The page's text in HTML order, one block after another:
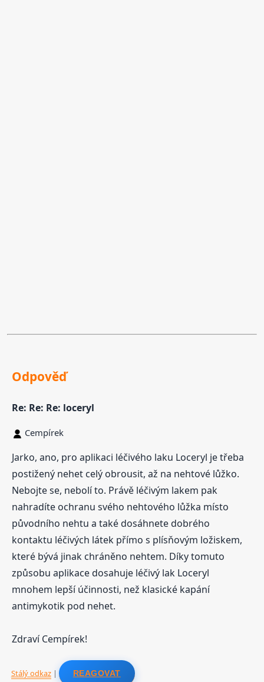
Odpověď
Re: Re: Re: loceryl
Cempírek
Jarko, ano, pro aplikaci léčivého laku Loceryl je třeba
postižený nehet celý obrousit, až na nehtové lůžko.
Nebojte se, nebolí to. Právě léčivým lakem pak
nahradíte ochranu svého nehtového lůžka místo
původního nehtu a také dosáhnete dobrého
kontaktu léčivých látek přímo s plísňovým ložiskem,
které bývá jinak chráněno nehtem. Díky tomuto
způsobu aplikace dosahuje léčivý lak Loceryl
mnohem lepší účinnosti, než klasické kapání
antimykotik pod nehet.
Zdraví Cempírek!
Stálý odkaz| REAGOVAT